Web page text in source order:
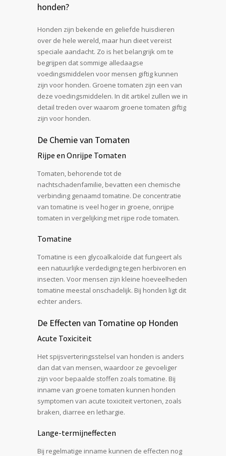
honden?
Honden zijn bekende en geliefde huisdieren
over de hele wereld, maar hun dieet vereist
speciale aandacht. Zo is het belangrijk om te
begrijpen dat sommige alledaagse
voedingsmiddelen voor mensen giftig kunnen
zijn voor honden. Groene tomaten zijn een van
deze voedingsmiddelen. In dit artikel zullen we in
detail treden over waarom groene tomaten giftig
zijn voor honden.
De Chemie van Tomaten
Rijpe en Onrijpe Tomaten
Tomaten, behorende tot de
nachtschadenfamilie, bevatten een chemische
verbinding genaamd tomatine. De concentratie
van tomatine is veel hoger in groene, onrijpe
tomaten in vergelijking met rijpe rode tomaten.
Tomatine
Tomatine is een glycoalkaloïde dat fungeert als
een natuurlijke verdediging tegen herbivoren en
insecten. Voor mensen zijn kleine hoeveelheden
tomatine meestal onschadelijk. Bij honden ligt dit
echter anders.
De Effecten van Tomatine op Honden
Acute Toxiciteit
Het spijsverteringsstelsel van honden is anders
dan dat van mensen, waardoor ze gevoeliger
zijn voor bepaalde stoffen zoals tomatine. Bij
inname van groene tomaten kunnen honden
symptomen van acute toxiciteit vertonen, zoals
braken, diarree en lethargie.
Lange-termijneffecten
Bij regelmatige inname kunnen de effecten nog